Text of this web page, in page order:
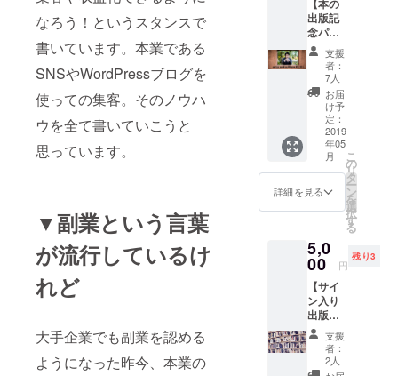
なろう！というスタンスで
書いています。本業である
SNSやWordPressブログを
使っての集客。そのノウハ
ウを全て書いていこうと
思っています。
▼副業という言葉
が流行しているけ
れど
大手企業でも副業を認める
ようになった昨今、本業の
の起業家よ
り厚い信
頼・期待を
受け、若干
27歳の若き
起業家とし
て旋風を起
こしてい
る。
好きな言葉
位」「人の
喜びは我が
喜び」。
年1月～
12月に
開催の
ものに1
回参加
して頂
けま
す。 ※
本は出
版され
てから
の発送
になり
ます
年1月～
開催の
ものに
ご参加
頂けま
す。
（※送料
込み）
【本の
出版記
念パー
ティ参
加権＋
サイン
入り出
版本】
2019年
5月25日
(土)午後
に名古
屋市内
で行わ
れる出
版記念
ティー
に参加
できま
す。 ま
た、出
版本を1
冊会場
にてお
渡しし
支援
者：
7人
お届
け予
定：
2019
年05
月
詳細を見る
こ
の
リ
タ
ー
ン
を
選
択
す
る
5,0
00 円
残り3
【サイ
ン入り
出版本
＋著者
オリジ
ナル解
説動画
支援
者：
2人